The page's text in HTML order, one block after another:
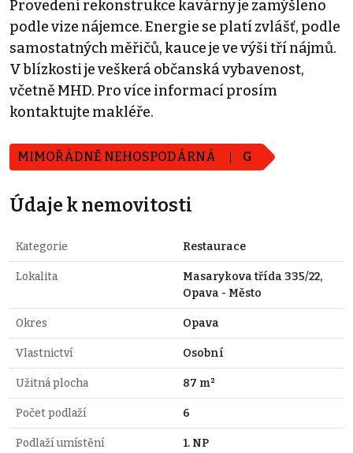
Provedení rekonstrukce kavárny je zamýšleno
podle vize nájemce. Energie se platí zvlášť, podle
samostatných měřičů, kauce je ve výši tří nájmů.
V blízkosti je veškerá občanská vybavenost,
včetně MHD. Pro více informací prosím
kontaktujte makléře.
MIMOŘÁDNĚ NEHOSPODÁRNÁ G
Údaje k nemovitosti
Kategorie Restaurace
Lokalita
Masarykova třída 335/22,
Opava - Město
Okres Opava
Vlastnictví Osobní
Užitná plocha 87 m²
Počet podlaží 6
Podlaží umístění 1. NP